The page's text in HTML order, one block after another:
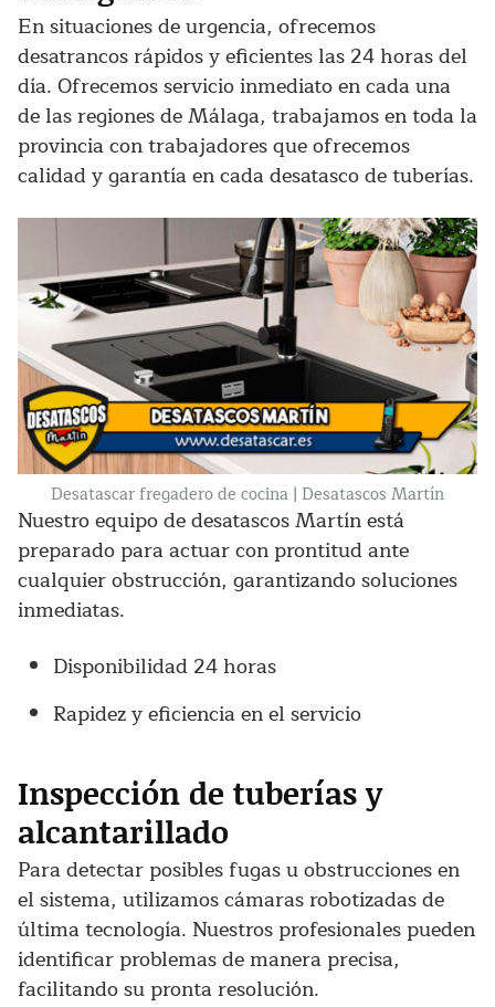
En situaciones de urgencia, ofrecemos
desatrancos rápidos y eficientes las 24 horas del
día. Ofrecemos servicio inmediato en cada una
de las regiones de Málaga, trabajamos en toda la
provincia con trabajadores que ofrecemos
calidad y garantía en cada desatasco de tuberías.
Desatascar fregadero de cocina | Desatascos Martín
Nuestro equipo de desatascos Martín está
preparado para actuar con prontitud ante
cualquier obstrucción, garantizando soluciones
inmediatas.
Disponibilidad 24 horas
Rapidez y eficiencia en el servicio
Inspección de tuberías y
alcantarillado
Para detectar posibles fugas u obstrucciones en
el sistema, utilizamos cámaras robotizadas de
última tecnología. Nuestros profesionales pueden
identificar problemas de manera precisa,
facilitando su pronta resolución.